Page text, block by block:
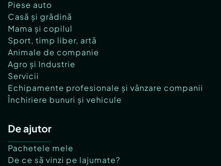
Piese auto
Casă și grădină
Mama și copilul
Sport, timp liber, artă
Animale de companie
Agro și Industrie
Servicii
Echipamente profesionale și vânzare companii
Închiriere bunuri și vehicule
De ajutor
Pachetele mele
De ce să vinzi pe lajumate?